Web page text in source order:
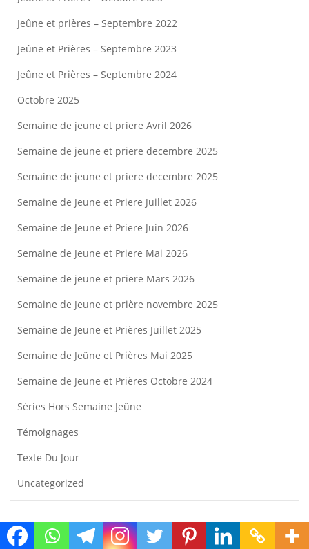
Jeûne et prières – Septembre 2022
Jeûne et Prières – Septembre 2023
Jeûne et Prières – Septembre 2024
Octobre 2025
Semaine de jeune et priere Avril 2026
Semaine de jeune et priere decembre 2025
Semaine de jeune et priere decembre 2025
Semaine de Jeune et Priere Juillet 2026
Semaine de Jeune et Priere Juin 2026
Semaine de Jeune et Priere Mai 2026
Semaine de jeune et priere Mars 2026
Semaine de Jeune et prière novembre 2025
Semaine de Jeune et Prières Juillet 2025
Semaine de Jeüne et Prières Mai 2025
Semaine de Jeüne et Prières Octobre 2024
Séries Hors Semaine Jeûne
Témoignages
Texte Du Jour
Uncategorized